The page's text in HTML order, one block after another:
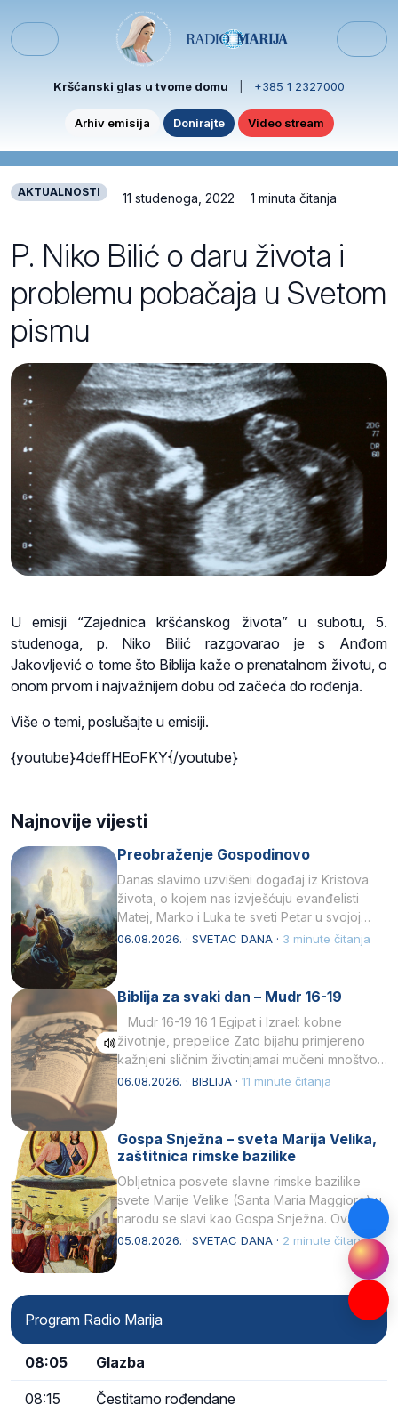
Menu
Kršćanski glas u tvome domu +385 1 2327000
Arhiv emisija Donirajte Video stream
AKTUALNOSTI 11 studenoga, 2022 1 minuta čitanja
P. Niko Bilić o daru života i
problemu pobačaja u Svetom
pismu
U emisji “Zajednica kršćanskog života” u subotu, 5.
studenoga, p. Niko Bilić razgovarao je s Anđom
Jakovljević o tome što Biblija kaže o prenatalnom životu, o
onom prvom i najvažnijem dobu od začeća do rođenja.
Više o temi, poslušajte u emisiji.
{youtube}4deffHEoFKY{/youtube}
Najnovije vijesti
Preobraženje Gospodinovo
Danas slavimo uzvišeni događaj iz Kristova
života, o kojem nas izvješćuju evanđelisti
Matej, Marko i Luka te sveti Petar u svojoj
drugoj…
06.08.2026. · SVETAC DANA · 3 minute čitanja
Biblija za svaki dan – Mudr 16-19
Mudr 16-19 16 1 Egipat i Izrael: kobne
životinje, prepelice Zato bijahu primjereno
kažnjeni sličnim životinjamai mučeni mnoštvom
kukaca.2 A narod…
06.08.2026. · BIBLIJA · 11 minute čitanja
Gospa Snježna – sveta Marija Velika,
zaštitnica rimske bazilike
Obljetnica posvete slavne rimske bazilike
svete Marije Velike (Santa Maria Maggiore) u
narodu se slavi kao Gospa Snježna. Ovaj
naziv, Sancta Maria…
05.08.2026. · SVETAC DANA · 2 minute čitanja
Program Radio Marija
08:05 Glazba
08:15 Čestitamo rođendane